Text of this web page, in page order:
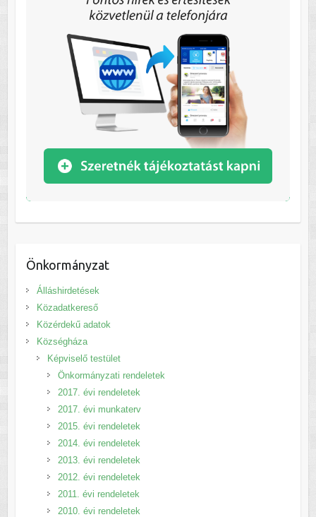
Önkormányzat
Álláshirdetések
Közadatkereső
Közérdekű adatok
Községháza
Képviselő testület
Önkormányzati rendeletek
2017. évi rendeletek
2017. évi munkaterv
2015. évi rendeletek
2014. évi rendeletek
2013. évi rendeletek
2012. évi rendeletek
2011. évi rendeletek
2010. évi rendeletek